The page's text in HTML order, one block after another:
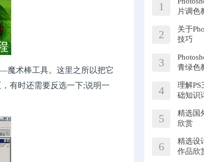
魔术棒工具。这里之所以把它
有时还需要反选一下;说明一
1
片调色
2
关于
技巧
3
青绿色
4
理解PS
础知识
5
精选国
欣赏
6
精选设
作品欣